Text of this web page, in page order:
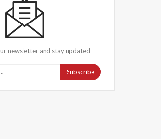
newsletter and stay updated
Subscribe